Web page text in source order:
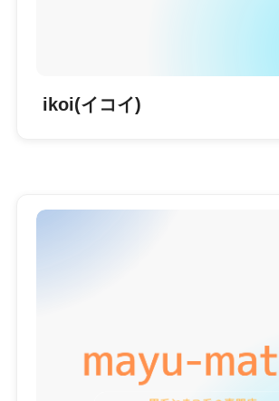
ikoi(イコイ)